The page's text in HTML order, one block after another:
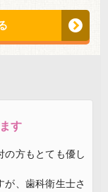
す
の方もとても優し
が、歯科衛生士さ